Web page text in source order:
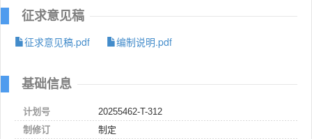
征求意见稿
征求意见稿.pdf
编制说明.pdf
基础信息
计划号
20255462-T-312
制修订
制定